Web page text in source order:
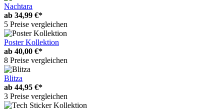
Nachtara
ab 34,99 €*
5 Preise vergleichen
Poster Kollektion
ab 40,00 €*
8 Preise vergleichen
Blitza
ab 44,95 €*
3 Preise vergleichen